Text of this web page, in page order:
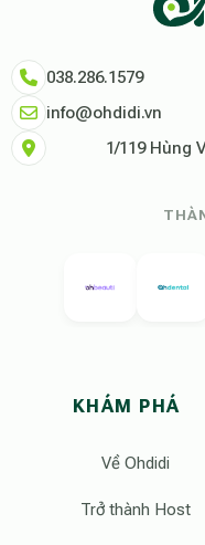
Tham khảo thêm tại:
038.286.1579
info@ohdidi.vn
1/119 Hùng
KHÁM PHÁ
Về Ohdidi
Trở thành Host